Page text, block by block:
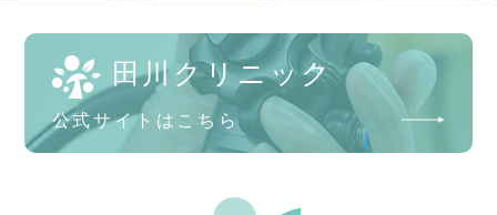
田川クリニック
公式サイトはこちら